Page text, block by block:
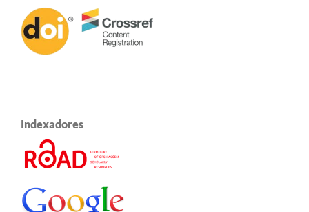
Indexadores